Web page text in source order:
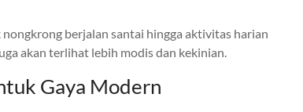
berjalan santai hingga aktivitas harian
akan terlihat lebih modis dan kekinian.
Gaya Modern